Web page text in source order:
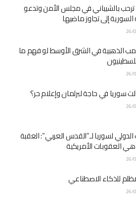
بالشيباني في مجلس الأمن وتدعو
إلى تجاوز ماضيها
الذهبية في الشرق الأوسط لو فهم ما
سوريا في حاجة لبرلمان وإعلام حر؟
لسوريا لـ”القدس العربي”: العقبة
العقوبات الأمريكية
للذكاء الاصطناعي